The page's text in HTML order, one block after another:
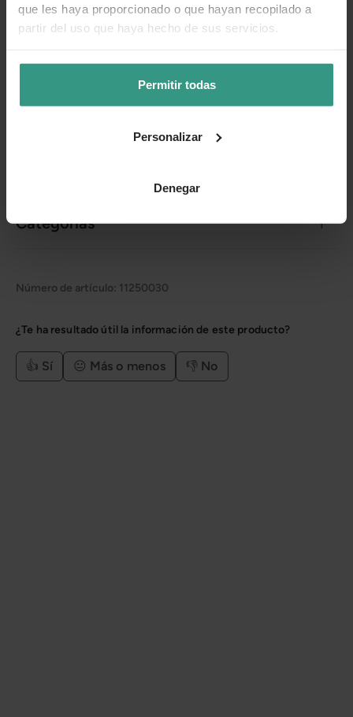
que les haya proporcionado o que hayan recopilado a
partir del uso que haya hecho de sus servicios.
Permitir todas
Personalizar
Denegar
Envases 100% biodegradables o reciclables.
en favor de los animales.
Categorías
Número de artículo: 11250030
¿Te ha resultado útil la información de este producto?
👍 Sí 😐 Más o menos 👎 No